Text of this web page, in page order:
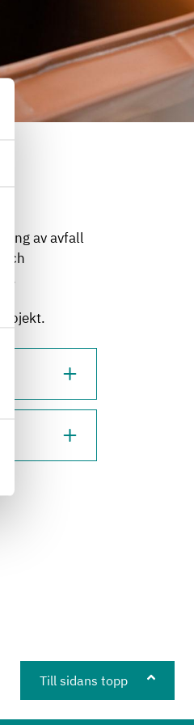
av avfall
Till sidans topp